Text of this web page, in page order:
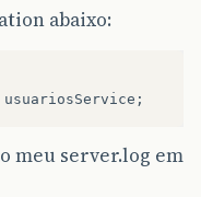
abaixo:
usuariosService ;
meu server.log em